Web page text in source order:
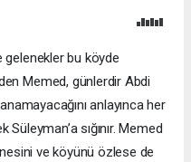
gelenekler bu köyde
Memed, günlerdir Abdi
anlayınca her
Süleyman’a sığınır. Memed
ve köyünü özlese de